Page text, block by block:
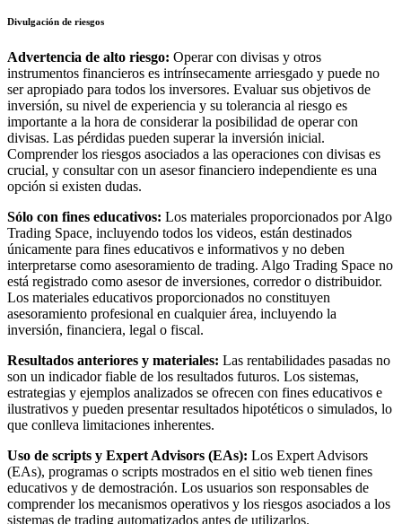
Divulgación de riesgos
Advertencia de alto riesgo: Operar con divisas y otros
instrumentos financieros es intrínsecamente arriesgado y puede no
ser apropiado para todos los inversores. Evaluar sus objetivos de
inversión, su nivel de experiencia y su tolerancia al riesgo es
importante a la hora de considerar la posibilidad de operar con
divisas. Las pérdidas pueden superar la inversión inicial.
Comprender los riesgos asociados a las operaciones con divisas es
crucial, y consultar con un asesor financiero independiente es una
opción si existen dudas.
Sólo con fines educativos: Los materiales proporcionados por Algo
Trading Space, incluyendo todos los videos, están destinados
únicamente para fines educativos e informativos y no deben
interpretarse como asesoramiento de trading. Algo Trading Space no
está registrado como asesor de inversiones, corredor o distribuidor.
Los materiales educativos proporcionados no constituyen
asesoramiento profesional en cualquier área, incluyendo la
inversión, financiera, legal o fiscal.
Resultados anteriores y materiales: Las rentabilidades pasadas no
son un indicador fiable de los resultados futuros. Los sistemas,
estrategias y ejemplos analizados se ofrecen con fines educativos e
ilustrativos y pueden presentar resultados hipotéticos o simulados, lo
que conlleva limitaciones inherentes.
Uso de scripts y Expert Advisors (EAs): Los Expert Advisors
(EAs), programas o scripts mostrados en el sitio web tienen fines
educativos y de demostración. Los usuarios son responsables de
comprender los mecanismos operativos y los riesgos asociados a los
sistemas de trading automatizados antes de utilizarlos.